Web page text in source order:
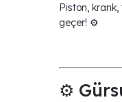
Piston,
geçer! ⚙️
⚙️